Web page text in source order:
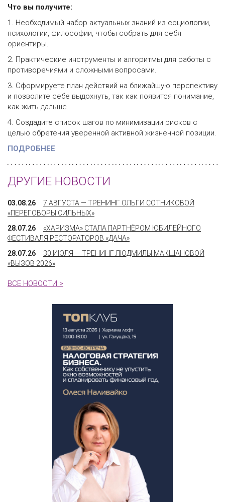
Что вы получите:
1. Необходимый набор актуальных знаний из социологии,
психологии, философии, чтобы собрать для себя
ориентиры.
2. Практические инструменты и алгоритмы для работы с
противоречиями и сложными вопросами.
3. Сформируете план действий на ближайшую перспективу
и позволите себе выдохнуть, так как появится понимание,
как жить дальше.
4. Создадите список шагов по минимизации рисков с
целью обретения уверенной активной жизненной позиции.
ПОДРОБНЕЕ
ДРУГИЕ НОВОСТИ
03.08.26
7 АВГУСТА — ТРЕНИНГ ОЛЬГИ СОТНИКОВОЙ
«ПЕРЕГОВОРЫ СИЛЬНЫХ»
28.07.26
«ХАРИЗМА» СТАЛА ПАРТНЁРОМ ЮБИЛЕЙНОГО
ФЕСТИВАЛЯ РЕСТОРАТОРОВ «ДАЧА»
28.07.26
30 ИЮЛЯ — ТРЕНИНГ ЛЮДМИЛЫ МАКШАНОВОЙ
«ВЫЗОВ 2026»
ВСЕ НОВОСТИ >